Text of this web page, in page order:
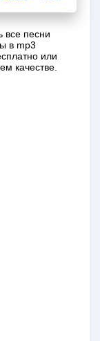
все песни
в mp3
или
качестве.